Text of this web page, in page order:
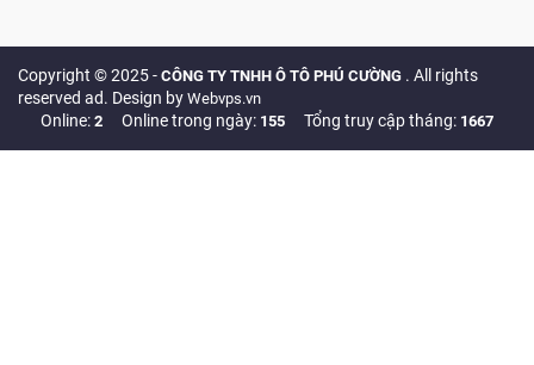
Copyright © 2025 - CÔNG TY TNHH Ô TÔ PHÚ CƯỜNG . All rights
reserved ad. Design by Webvps.vn
Online: 2 Online trong ngày: 155 Tổng truy cập tháng: 1667